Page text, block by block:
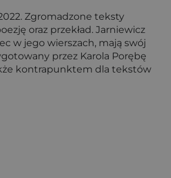
Zgromadzone teksty
oraz przekład. Jarniewicz
w jego wierszach, mają swój
przez Karola Porębę
kontrapunktem dla tekstów